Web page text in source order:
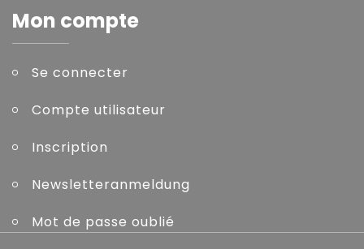
Mon compte
Se connecter
Compte utilisateur
Inscription
Newsletteranmeldung
Mot de passe oublié